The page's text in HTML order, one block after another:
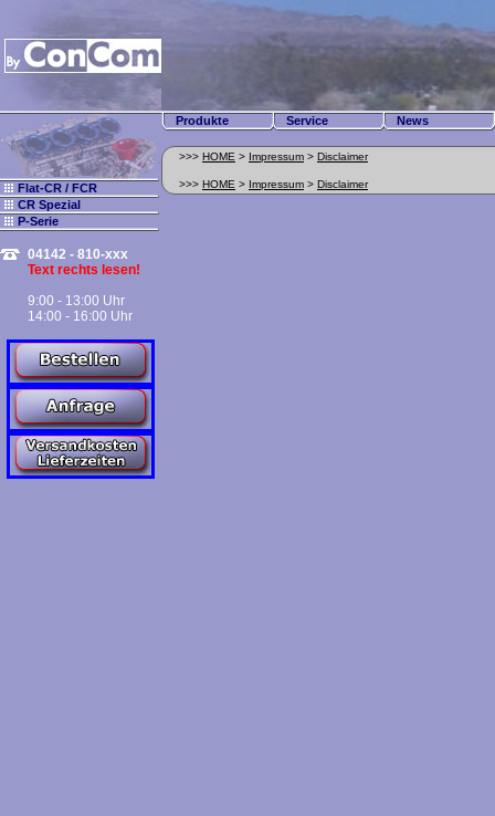
Flat-CR / FCR
CR Spezial
P-Serie
04142 - 810-xxx
Text rechts lesen!
9:00 - 13:00 Uhr
14:00 - 16:00 Uhr
Produkte Service News
>>> HOME > Impressum > Disclaimer
>>> HOME > Impressum > Disclaimer